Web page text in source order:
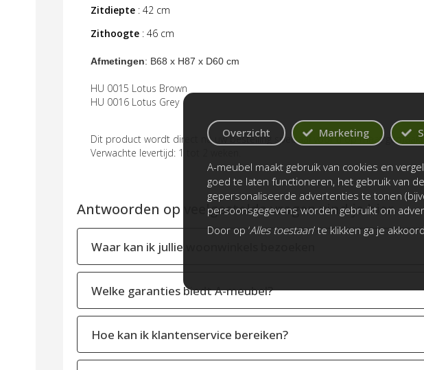
Zitdiepte : 42 cm
Zithoogte : 46 cm
Afmetingen: B68 x H87 x D60 cm
HU 0015 Lotus Brown
HU 0016 Lotus Grey
Dit product wordt direct na uw bestelling speciaal voor u op maat
Verwachte levertijd: 1 tot 2 weken.
Antwoorden op veelgestelde vragen vind je hier
Waar kan ik jullie woonwinkels bezoeken
Welke garanties biedt A-meubel?
Hoe kan ik klantenservice bereiken?
Overzicht Marketing
A-meubel maakt gebruik van cookies en
goed te laten functioneren, het gebruik van
gepersonaliseerde advertenties te tonen
persoonsgegevens worden gebruikt om
Door op ‘Alles toestaan’ te klikken ga je